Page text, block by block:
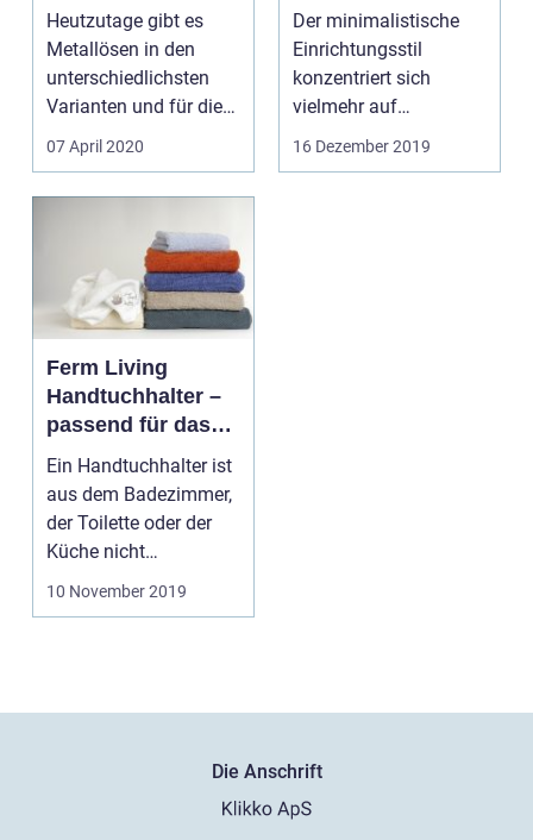
Heutzutage gibt es
Metallösen in den
unterschiedlichsten
Varianten und für die
verschiedensten
Einsa...
07 April 2020
Der minimalistische
Einrichtungsstil
konzentriert sich
vielmehr auf
ausgewählte
16 Dezember 2019
Ferm Living
Handtuchhalter –
passend für das
moderne
Badezimmer
Ein Handtuchhalter ist
aus dem Badezimmer,
der Toilette oder der
Küche nicht
wegzudenken. Denn ...
10 November 2019
Die Anschrift